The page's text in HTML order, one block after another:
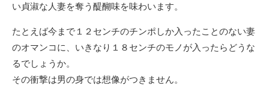
い貞淑な人妻を奪う醍醐味を味わいます。
たとえば今まで１２センチのチンポしか入ったことのない妻
のオマンコに、いきなり１８センチのモノが入ったらどうな
るでしょうか。
その衝撃は男の身では想像がつきません。